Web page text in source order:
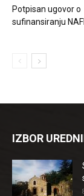
Potpisan ugovor o
sufinansiranju
IZBOR